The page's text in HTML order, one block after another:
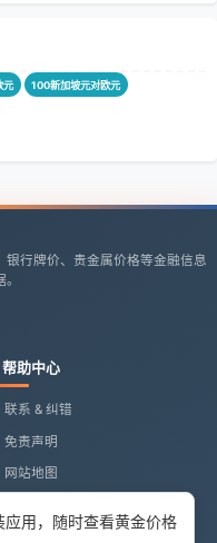
应用，随时查看黄金价格
元 100新加坡元对欧元
行牌价、贵金属价格等金融信息
帮助中心
联系 & 纠错
免责声明
网站地图